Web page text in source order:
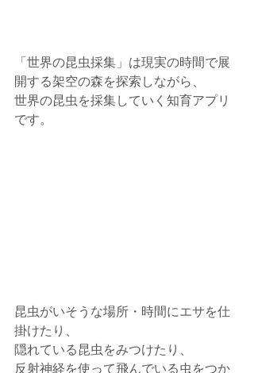
「世界の昆虫採集」は現実の時間で展
開する架空の森を探索しながら、
世界の昆虫を採集していく知育アプリ
です。
昆虫がいそうな場所・時間にエサを仕
掛けたり、
隠れている昆虫をみつけたり、
反射神経を使って飛んでいる虫をつか